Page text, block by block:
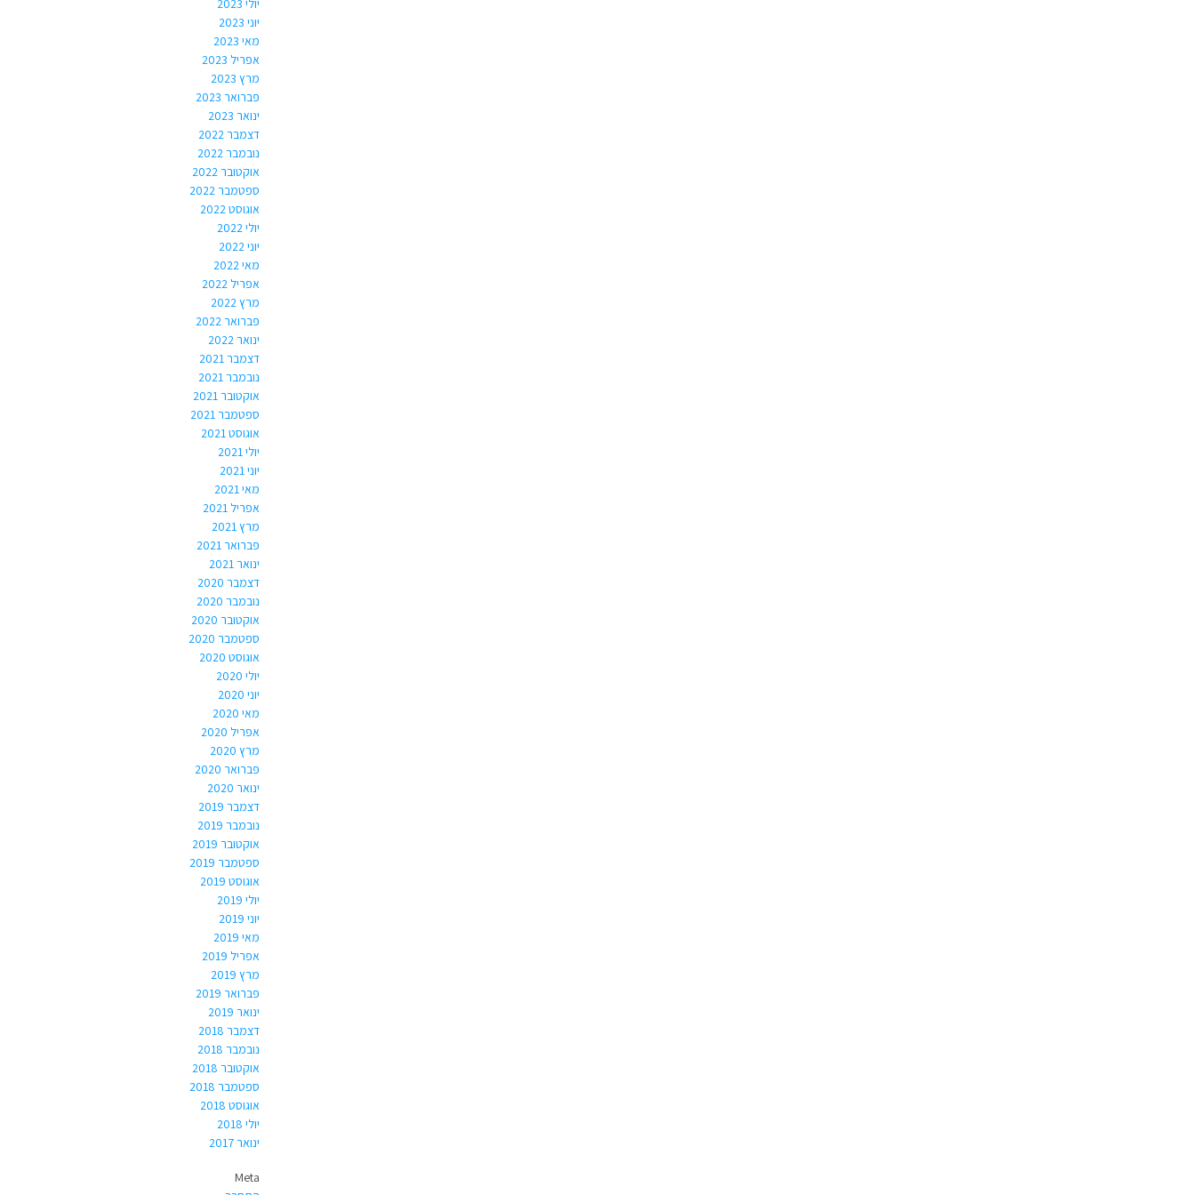
יוני 2023
מאי 2023
אפריל 2023
מרץ 2023
פברואר 2023
ינואר 2023
דצמבר 2022
נובמבר 2022
אוקטובר 2022
ספטמבר 2022
אוגוסט 2022
יולי 2022
יוני 2022
מאי 2022
אפריל 2022
מרץ 2022
פברואר 2022
ינואר 2022
דצמבר 2021
נובמבר 2021
אוקטובר 2021
ספטמבר 2021
אוגוסט 2021
יולי 2021
יוני 2021
מאי 2021
אפריל 2021
מרץ 2021
פברואר 2021
ינואר 2021
דצמבר 2020
נובמבר 2020
אוקטובר 2020
ספטמבר 2020
אוגוסט 2020
יולי 2020
יוני 2020
מאי 2020
אפריל 2020
מרץ 2020
פברואר 2020
ינואר 2020
דצמבר 2019
נובמבר 2019
אוקטובר 2019
ספטמבר 2019
אוגוסט 2019
יולי 2019
יוני 2019
מאי 2019
אפריל 2019
מרץ 2019
פברואר 2019
ינואר 2019
דצמבר 2018
נובמבר 2018
אוקטובר 2018
ספטמבר 2018
אוגוסט 2018
יולי 2018
ינואר 2017
Meta